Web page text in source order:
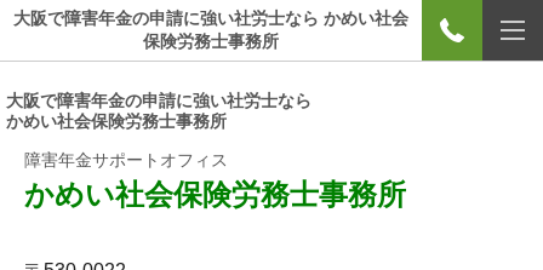
大阪で障害年金の申請に強い社労士なら かめい社会
保険労務士事務所
大阪で障害年金の申請に強い社労士なら
かめい社会保険労務士事務所
障害年金サポートオフィス
かめい社会保険労務士事務所